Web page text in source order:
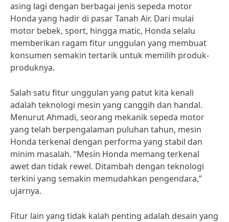
asing lagi dengan berbagai jenis sepeda motor
Honda yang hadir di pasar Tanah Air. Dari mulai
motor bebek, sport, hingga matic, Honda selalu
memberikan ragam fitur unggulan yang membuat
konsumen semakin tertarik untuk memilih produk-
produknya.
Salah satu fitur unggulan yang patut kita kenali
adalah teknologi mesin yang canggih dan handal.
Menurut Ahmadi, seorang mekanik sepeda motor
yang telah berpengalaman puluhan tahun, mesin
Honda terkenal dengan performa yang stabil dan
minim masalah. “Mesin Honda memang terkenal
awet dan tidak rewel. Ditambah dengan teknologi
terkini yang semakin memudahkan pengendara,”
ujarnya.
Fitur lain yang tidak kalah penting adalah desain yang